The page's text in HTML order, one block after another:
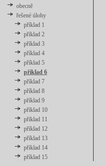
obecně
řešené úlohy
příklad 1
příklad 2
příklad 3
příklad 4
příklad 5
příklad 6
příklad 7
příklad 8
příklad 9
příklad 10
příklad 11
příklad 12
příklad 13
příklad 14
příklad 15